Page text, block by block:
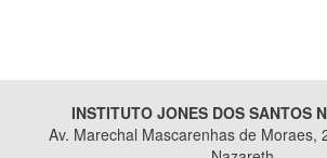
INSTITUTO JONES DOS SANTOS
Av. Marechal Mascarenhas de Moraes,